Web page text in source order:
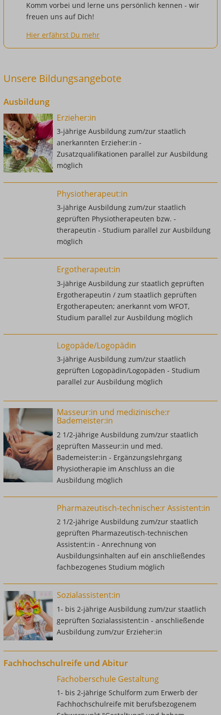
Komm vorbei und lerne uns persönlich kennen - wir
freuen uns auf Dich!
Hier erfährst Du mehr
Unsere Bildungsangebote
Ausbildung
Erzieher:in
3-jährige Ausbildung zum/zur staatlich
anerkannten Erzieher:in -
Zusatzqualifikationen parallel zur Ausbildung
möglich
Physiotherapeut:in
3-jährige Ausbildung zum/zur staatlich
geprüften Physiotherapeuten bzw. -
therapeutin - Studium parallel zur Ausbildung
möglich
Ergotherapeut:in
3-jährige Ausbildung zur staatlich geprüften
Ergotherapeutin / zum staatlich geprüften
Ergotherapeuten; anerkannt vom WFOT,
Studium parallel zur Ausbildung möglich
Logopäde/Logopädin
3-jährige Ausbildung zum/zur staatlich
geprüften Logopädin/Logopäden - Studium
parallel zur Ausbildung möglich
Masseur:in und medizinische:r
Bademeister:in
2 1/2-jährige Ausbildung zum/zur staatlich
geprüften Masseur:in und med.
Bademeister:in - Ergänzungslehrgang
Physiotherapie im Anschluss an die
Ausbildung möglich
Pharmazeutisch-technische:r Assistent:in
2 1/2-jährige Ausbildung zum/zur staatlich
geprüften Pharmazeutisch-technischen
Assistent:in - Anrechnung von
Ausbildungsinhalten auf ein anschließendes
fachbezogenes Studium möglich
Sozialassistent:in
1- bis 2-jährige Ausbildung zum/zur staatlich
geprüften Sozialassistent:in - anschließende
Ausbildung zum/zur Erzieher:in
Fachhochschulreife und Abitur
Fachoberschule Gestaltung
1- bis 2-jährige Schulform zum Erwerb der
Fachhochschulreife mit berufsbezogenem